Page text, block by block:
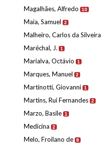
Magalhães, Alfredo 10
Maia, Samuel 2
Malheiro, Carlos da Silveira
Maréchal, J. 1
Marialva, Octávio 1
Marques, Manuel 2
Martinotti, Giovanni 1
Martins, Rui Fernandes 2
Marzo, Basile 1
Medicina 2
Melo, Froilano de 8